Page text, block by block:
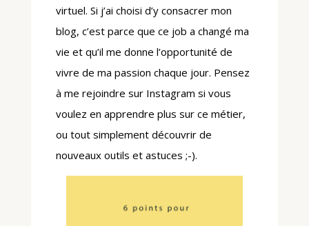
virtuel. Si j’ai choisi d’y consacrer mon
blog, c’est parce que ce job a changé ma
vie et qu’il me donne l’opportunité de
vivre de ma passion chaque jour. Pensez
à me rejoindre sur Instagram si vous
voulez en apprendre plus sur ce métier,
ou tout simplement découvrir de
nouveaux outils et astuces ;-).